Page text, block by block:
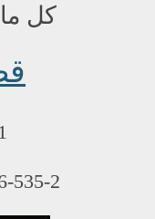
كل
535-2